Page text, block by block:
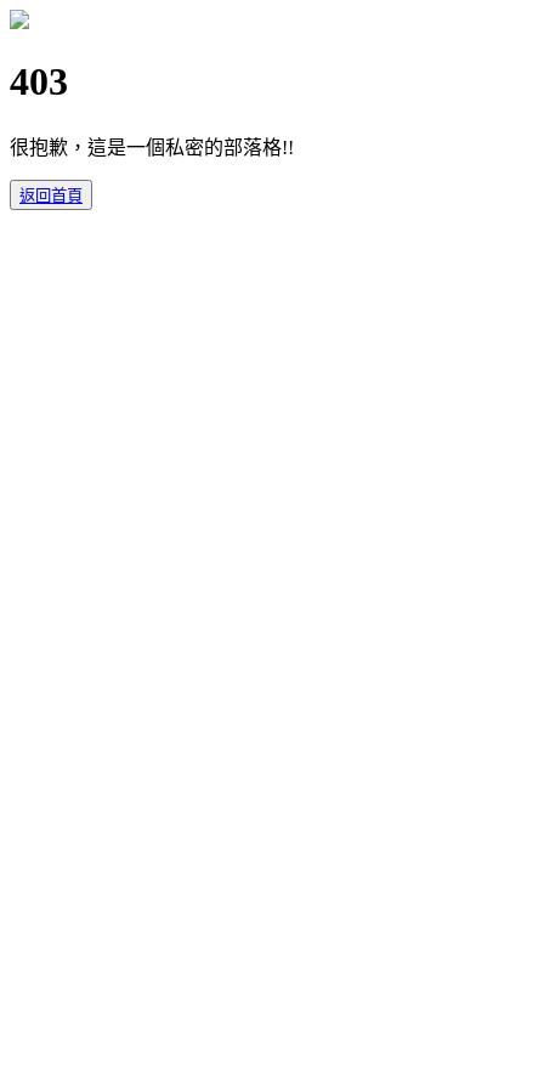
403
很抱歉，這是一個私密的部落格!!
返回首頁